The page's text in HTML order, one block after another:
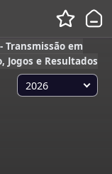
Transmissão em
Jogos e Resultados
2026